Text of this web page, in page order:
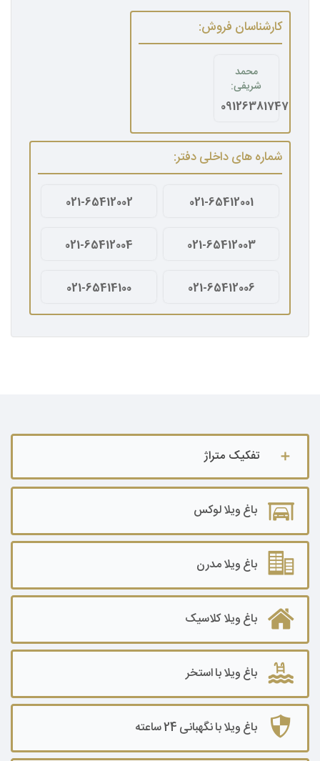
کارشناسان فروش:
محمد
شریفی:
09126381747
شماره های داخلی دفتر:
021-65412001
021-65412002
021-65412003
021-65412004
021-65412006
021-65414100
تفکیک متراژ
باغ ویلا ۵۰۰ تا ۱۰۰۰ متر
باغ ویلا ۱۰۰۰ تا ۲۰۰۰ متر
باغ ویلا ۲۰۰۰ تا ۳۰۰۰ متر
باغ ویلا۳۰۰۰ تا ۵۰۰۰ متر
باغ ویلا ۵۰۰۰ تا ۷۰۰۰ متر
باغ ویلا ۷۰۰۰ تا ۱۰۰۰۰ متر
باغ ویلا ۱۰۰۰۰ متر به بالا
باغ ویلا لوکس
باغ ویلا مدرن
باغ ویلا کلاسیک
باغ ویلا با استخر
باغ ویلا با نگهبانی 24 ساعته